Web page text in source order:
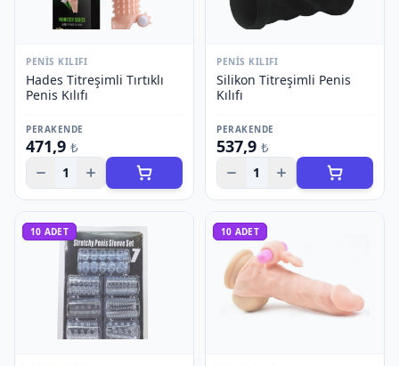
PENIS KILIFI
Hades Titreşimli Tırtıklı
Penis Kılıfı
PERAKENDE
471,9 ₺
1
PENIS KILIFI
Silikon Titreşimli Penis
Kılıfı
PERAKENDE
537,9 ₺
1
10 ADET 10 ADET